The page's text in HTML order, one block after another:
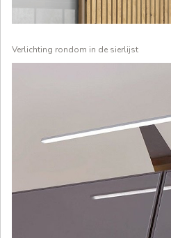
Verlichting rondom in de sierlijst